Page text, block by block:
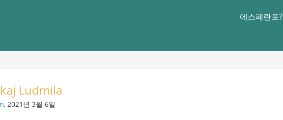
에스페란토?
Ludmila
, 2021년 3월 6일